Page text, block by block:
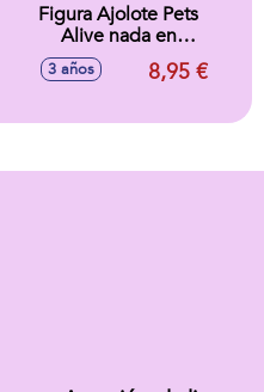
Figura Ajolote Pets
Alive nada en
diferentes
direcciones
3 años 8,95 €